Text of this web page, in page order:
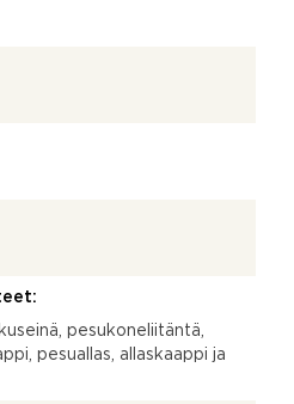
pesukoneliitäntä,
pesuallas, allaskaappi ja